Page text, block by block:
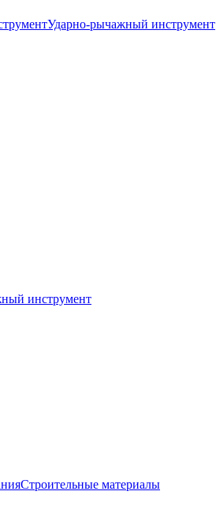
Ударно-рычажный инструмент
инструмент
Строительные материалы